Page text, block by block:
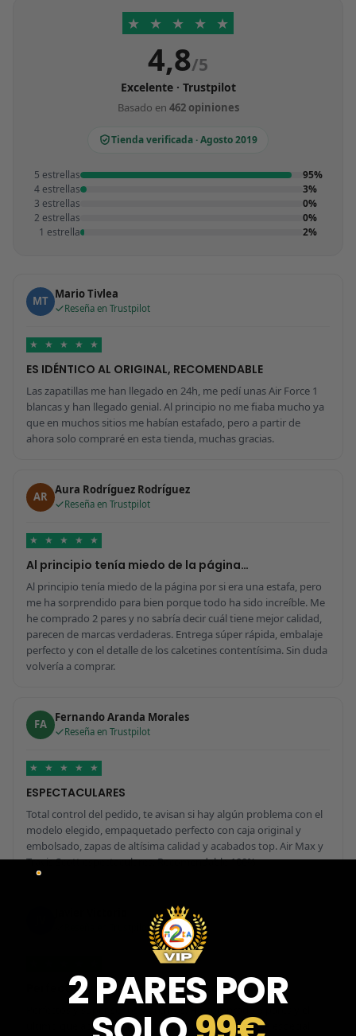
★ ★ ★ ★ ★
4,8/5
Excelente · Trustpilot
Basado en 462 opiniones
Tienda verificada · Agosto 2019
5 estrellas
95%
4 estrellas
3%
3 estrellas
0%
2 estrellas
0%
1 estrella
2%
MT Mario Tivlea
Reseña en Trustpilot
★ ★ ★ ★ ★
ES IDÉNTICO AL ORIGINAL, RECOMENDABLE
Las zapatillas me han llegado en 24h, me pedí unas Air Force 1
blancas y han llegado genial. Al principio no me fiaba mucho ya
que en muchos sitios me habían estafado, pero a partir de
ahora solo compraré en esta tienda, muchas gracias.
AR Aura Rodríguez Rodríguez
Reseña en Trustpilot
★ ★ ★ ★ ★
Al principio tenía miedo de la página…
Al principio tenía miedo de la página por si era una estafa, pero
me ha sorprendido para bien porque todo ha sido increíble. Me
he comprado 2 pares y no sabría decir cuál tiene mejor calidad,
parecen de marcas verdaderas. Entrega súper rápida, embalaje
perfecto y con el detalle de los calcetines contentísima. Sin duda
volvería a comprar.
FA Fernando Aranda Morales
Reseña en Trustpilot
★ ★ ★ ★ ★
ESPECTACULARES
Total control del pedido, te avisan si hay algún problema con el
modelo elegido, empaquetado perfecto con caja original y
embolsado, zapas de altísima calidad y acabados top. Air Max y
Travis Scott espectaculares. Recomendable 100%.
Reseña en Trustpilot
Perfectos y súper serios y atentos
último que acaba de llegar, unas Uptempo de tallaje especial
2 PARES POR